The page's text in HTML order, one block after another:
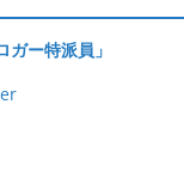
ガー特派員」